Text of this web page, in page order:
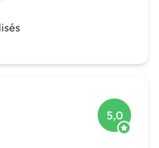
5,0